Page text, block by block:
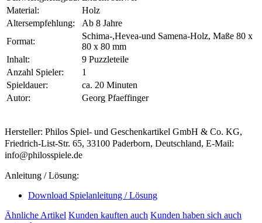
Material:
Holz
Altersempfehlung:
Ab 8 Jahre
Format:
Schima-,Hevea-und Samena-Holz, Maße 80 x
80 x 80 mm
Inhalt:
9 Puzzleteile
Anzahl Spieler:
1
Spieldauer:
ca. 20 Minuten
Autor:
Georg Pfaeffinger
Hersteller: Philos Spiel- und Geschenkartikel GmbH & Co. KG,
Friedrich-List-Str. 65, 33100 Paderborn, Deutschland, E-Mail:
info@philosspiele.de
Anleitung / Lösung:
Download Spielanleitung / Lösung
Ähnliche Artikel Kunden kauften auch Kunden haben sich auch